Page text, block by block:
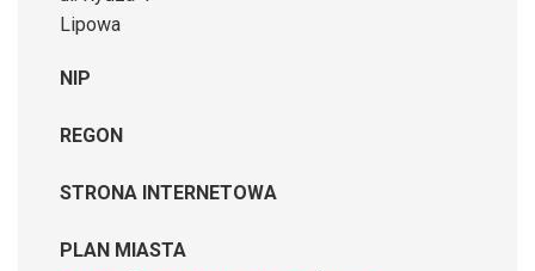
Lipowa
NIP
REGON
STRONA INTERNETOWA
PLAN MIASTA